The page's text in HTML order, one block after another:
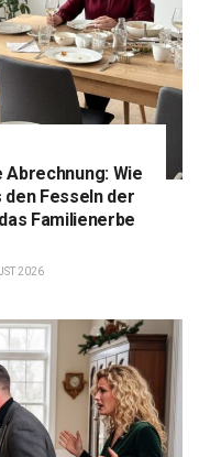
Wie
Fesseln der
Familienerbe
2026